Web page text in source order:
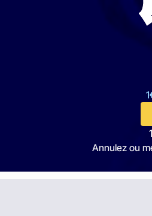
Annulez ou